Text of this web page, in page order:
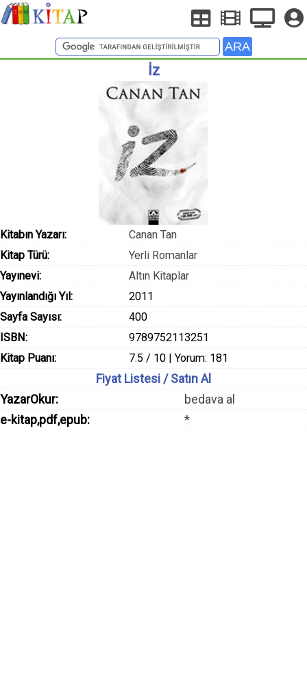
İz
Kitabın Yazarı:
Canan Tan
Kitap Türü:
Yerli Romanlar
Yayınevi:
Altın Kitaplar
Yayınlandığı Yıl:
2011
Sayfa Sayısı:
400
ISBN:
9789752113251
Kitap Puanı:
7.5 / 10 | Yorum: 181
Fiyat Listesi / Satın Al
YazarOkur:
bedava al
e-kitap,pdf,epub:
*